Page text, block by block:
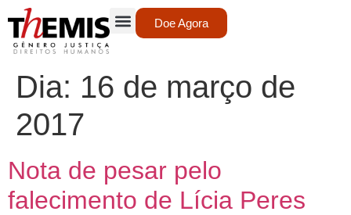
Doe Agora
Dia: 16 de março de
2017
Nota de pesar pelo
falecimento de Lícia Peres